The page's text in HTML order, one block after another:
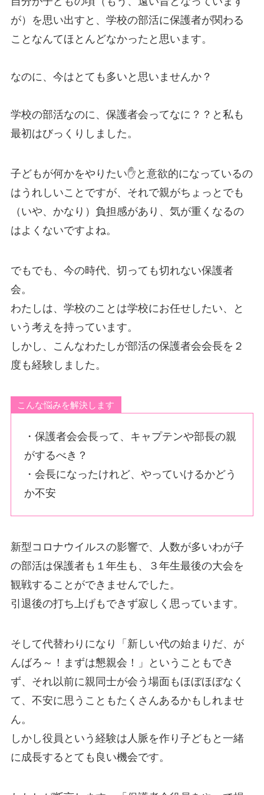
が）を思い出すと、学校の部活に保護者が関わる
ことなんてほとんどなかったと思います。
なのに、今はとても多いと思いませんか？
学校の部活なのに、保護者会ってなに？？と私も
最初はびっくりしました。
子どもが何かをやりたい✋と意欲的になっているの
はうれしいことですが、それで親がちょっとでも
（いや、かなり）負担感があり、気が重くなるの
はよくないですよね。
でもでも、今の時代、切っても切れない保護者
会。
わたしは、学校のことは学校にお任せしたい、と
いう考えを持っています。
しかし、こんなわたしが部活の保護者会会長を２
度も経験しました。
こんな悩みを解決します
・保護者会会長って、キャプテンや部長の親
がするべき？
・会長になったけれど、やっていけるかどう
か不安
新型コロナウイルスの影響で、人数が多いわが子
の部活は保護者も１年生も、３年生最後の大会を
観戦することができませんでした。
引退後の打ち上げもできず寂しく思っています。
そして代替わりになり「新しい代の始まりだ、が
んばろ～！まずは懇親会！」ということもでき
ず、それ以前に親同士が会う場面もほぼほぼなく
て、不安に思うこともたくさんあるかもしれませ
ん。
しかし役員という経験は人脈を作り子どもと一緒
に成長するとても良い機会です。